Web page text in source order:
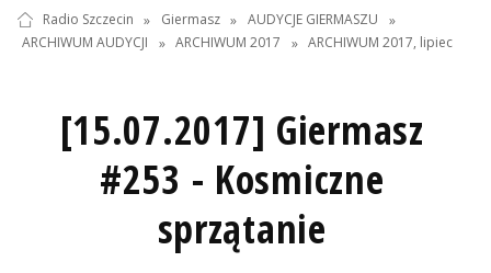
Radio Szczecin » Giermasz » AUDYCJE GIERMASZU
»
ARCHIWUM AUDYCJI
» ARCHIWUM 2017 » ARCHIWUM 2017, lipiec
[15.07.2017] Giermasz
#253 - Kosmiczne
sprzątanie